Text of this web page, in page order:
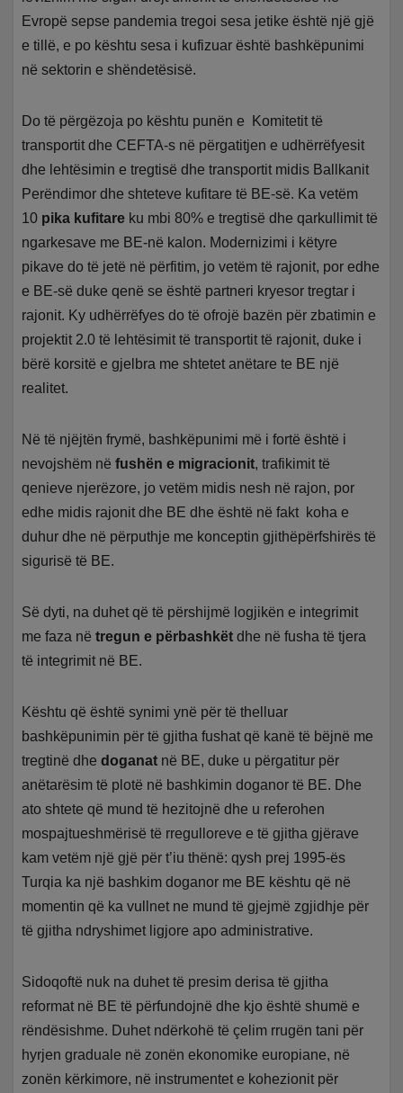
Evropë sepse pandemia tregoi sesa jetike është një gjë
e tillë, e po kështu sesa i kufizuar është bashkëpunimi
në sektorin e shëndetësisë.
Do të përgëzoja po kështu punën e Komitetit të
transportit dhe CEFTA-s në përgatitjen e udhërrëfyesit
dhe lehtësimin e tregtisë dhe transportit midis Ballkanit
Perëndimor dhe shteteve kufitare të BE-së. Ka vetëm
10 pika kufitare ku mbi 80% e tregtisë dhe qarkullimit të
ngarkesave me BE-në kalon. Modernizimi i këtyre
pikave do të jetë në përfitim, jo vetëm të rajonit, por edhe
e BE-së duke qenë se është partneri kryesor tregtar i
rajonit. Ky udhërrëfyes do të ofrojë bazën për zbatimin e
projektit 2.0 të lehtësimit të transportit të rajonit, duke i
bërë korsitë e gjelbra me shtetet anëtare te BE një
realitet.
Në të njëjtën frymë, bashkëpunimi më i fortë është i
nevojshëm nëfushën e migracionit, trafikimit të
qenieve njerëzore, jo vetëm midis nesh në rajon, por
edhe midis rajonit dhe BE dhe është në fakt koha e
duhur dhe në përputhje me konceptin gjithëpërfshirës të
sigurisë të BE.
Së dyti, na duhet që të përshijmë logjikën e integrimit
me faza nëtregun e përbashkët dhe në fusha të tjera
të integrimit në BE.
Kështu që është synimi ynë për të thelluar
bashkëpunimin për të gjitha fushat që kanë të bëjnë me
tregtinë dhedoganat në BE, duke u përgatitur për
anëtarësim të plotë në bashkimin doganor të BE. Dhe
ato shtete që mund të hezitojnë dhe u referohen
mospajtueshmërisë të rregulloreve e të gjitha gjërave
kam vetëm një gjë për t’iu thënë: qysh prej 1995-ës
Turqia ka një bashkim doganor me BE kështu që në
momentin që ka vullnet ne mund të gjejmë zgjidhje për
të gjitha ndryshimet ligjore apo administrative.
Sidoqoftë nuk na duhet të presim derisa të gjitha
reformat në BE të përfundojnë dhe kjo është shumë e
rëndësishme. Duhet ndërkohë të çelim rrugën tani për
hyrjen graduale në zonën ekonomike europiane, në
zonën kërkimore, në instrumentet e kohezionit për